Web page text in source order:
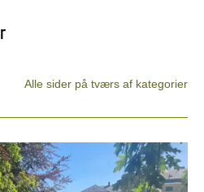
Alle sider på tværs af kategorier